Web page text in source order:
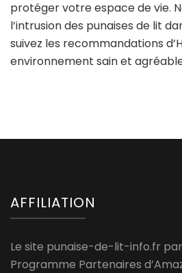
protéger votre espace de vie.
l’intrusion des punaises de lit
suivez les recommandations
environnement sain et
AFFILIATION
Le site punaise-de-lit-info.fr
Programme Partenaires